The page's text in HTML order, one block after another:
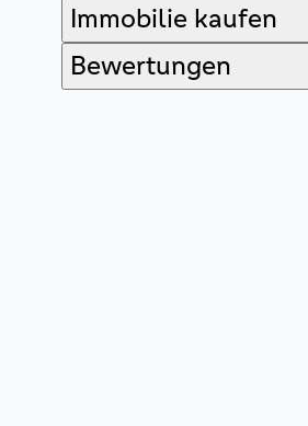
Immobilie kaufen
Bewertungen